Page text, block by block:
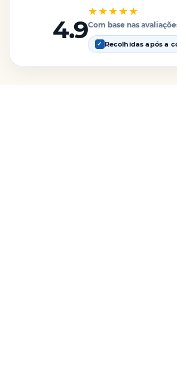
4.9
★★★★★
Com base nas
✓ Recolhidas após a